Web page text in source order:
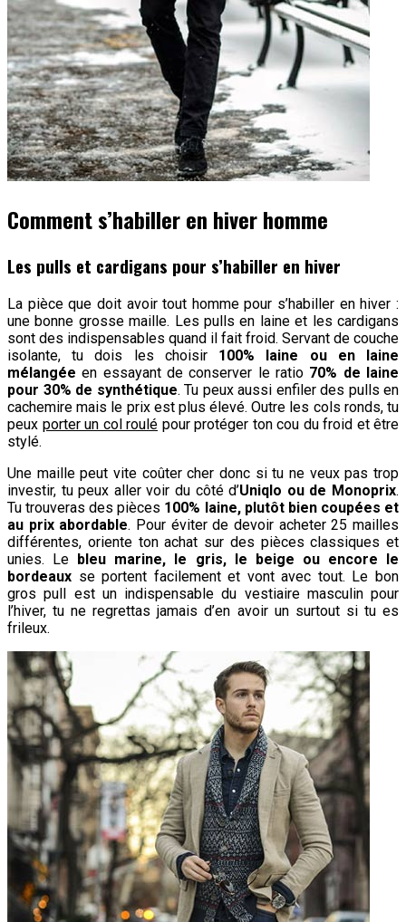
Comment s’habiller en hiver homme
Les pulls et cardigans pour s’habiller en hiver
La pièce que doit avoir tout homme pour s’habiller en hiver :
une bonne grosse maille. Les pulls en laine et les cardigans
sont des indispensables quand il fait froid. Servant de couche
isolante, tu dois les choisir 100% laine ou en laine
mélangée en essayant de conserver le ratio 70% de laine
pour 30% de synthétique. Tu peux aussi enfiler des pulls en
cachemire mais le prix est plus élevé. Outre les cols ronds, tu
peux porter un col roulé pour protéger ton cou du froid et être
stylé.
Une maille peut vite coûter cher donc si tu ne veux pas trop
investir, tu peux aller voir du côté d’Uniqlo ou de Monoprix.
Tu trouveras des pièces 100% laine, plutôt bien coupées et
au prix abordable. Pour éviter de devoir acheter 25 mailles
différentes, oriente ton achat sur des pièces classiques et
unies. Le bleu marine, le gris, le beige ou encore le
bordeaux se portent facilement et vont avec tout. Le bon
gros pull est un indispensable du vestiaire masculin pour
l’hiver, tu ne regrettas jamais d’en avoir un surtout si tu es
frileux.